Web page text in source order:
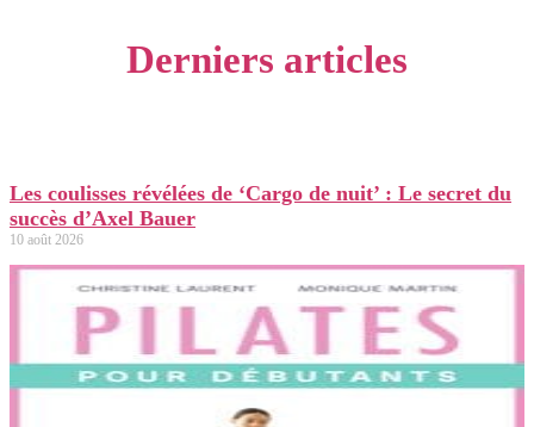
Derniers articles
Les coulisses révélées de ‘Cargo de nuit’ : Le secret du
succès d’Axel Bauer
10 août 2026